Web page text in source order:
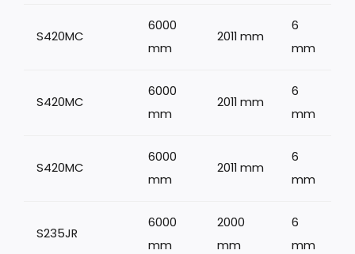
S420MC
6000
mm
2011 mm
6
mm
S420MC
6000
mm
2011 mm
6
mm
S420MC
6000
mm
2011 mm
6
mm
S235JR
6000
mm
2000
mm
6
mm